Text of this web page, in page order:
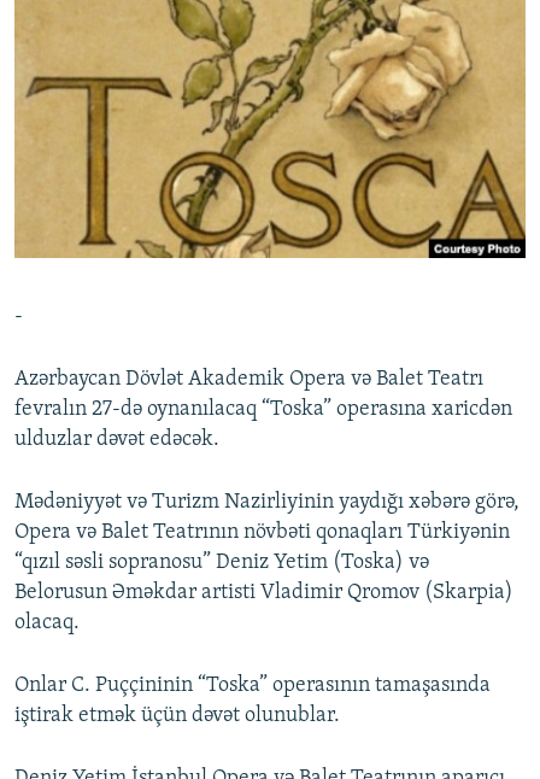
VIDEO
FOTOQALEREYA
İNFOQRAFIKA
RADIO ARXIV
OXU ZALI
AZƏRBAYCAN ƏDƏBIYYATI KITABXANASI
İSLAM VƏ DEMOKRATIYA
İZ - MƏDƏNIYYƏT PROQRAMI
HAQQIMIZDA
MISSIYAMIZ
PEŞƏ ETIKASI VƏ JURNALISTIKA STANDARTLARIMIZ
MATERIALLARIMIZDAN ISTIFADƏ
XƏBƏR BÜLLETENLƏRIMIZ
-
Azərbaycan Dövlət Akademik Opera və Balet Teatrı
fevralın 27-də oynanılacaq “Toska” operasına xaricdən
ulduzlar dəvət edəcək.
Mədəniyyət və Turizm Nazirliyinin yaydığı xəbərə görə,
Opera və Balet Teatrının növbəti qonaqları Türkiyənin
“qızıl səsli sopranosu” Deniz Yetim (Toska) və
Belorusun Əməkdar artisti Vladimir Qromov (Skarpia)
olacaq.
Onlar C. Puççininin “Toska” operasının tamaşasında
iştirak etmək üçün dəvət olunublar.